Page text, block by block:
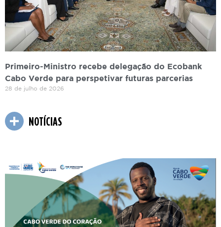
Primeiro-Ministro recebe delegação do Ecobank
Cabo Verde para perspetivar futuras parcerias
28 de julho de 2026
NOTÍCIAS